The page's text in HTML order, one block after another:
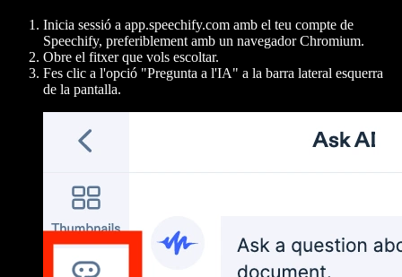
Inicia sessió a app.speechify.com amb el teu compte de
Speechify, preferiblement amb un navegador Chromium.
Obre el fitxer que vols escoltar.
Fes clic a l'opció "Pregunta a l'IA" a la barra lateral esquerra
de la pantalla.